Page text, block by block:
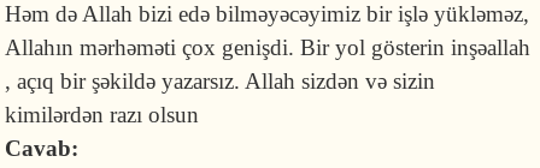
Həm də Allah bizi edə bilməyəcəyimiz bir işlə yükləməz,
Allahın mərhəməti çox genişdi. Bir yol gösterin inşəallah
, açıq bir şəkildə yazarsız. Allah sizdən və sizin
kimilərdən razı olsun
Cavab: